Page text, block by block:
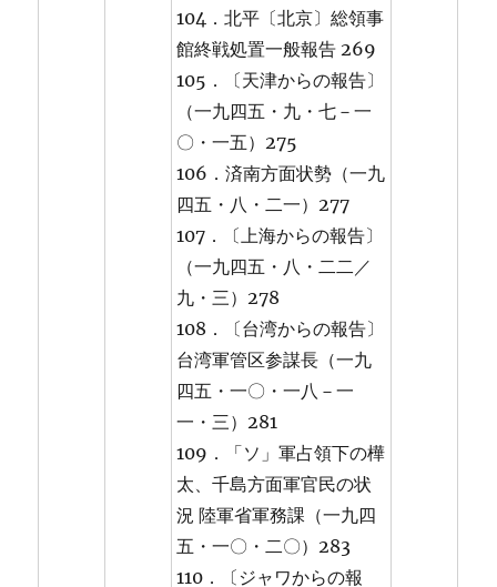
104．北平〔北京〕総領事
館終戦処置一般報告 269
105．〔天津からの報告〕
（一九四五・九・七－一
〇・一五）275
106．済南方面状勢（一九
四五・八・二一）277
107．〔上海からの報告〕
（一九四五・八・二二／
九・三）278
108．〔台湾からの報告〕
台湾軍管区参謀長（一九
四五・一〇・一八－一
一・三）281
109．「ソ」軍占領下の樺
太、千島方面軍官民の状
況 陸軍省軍務課（一九四
五・一〇・二〇）283
110．〔ジャワからの報